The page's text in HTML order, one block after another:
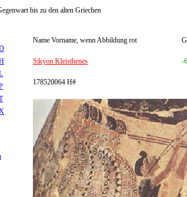
bis zu den alten Griechen
Name Vorname, wenn Abbildung rot
Sikyon Kleisthenes -
178520064 H#